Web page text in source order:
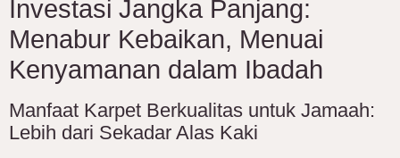
Investasi Jangka Panjang:
Menabur Kebaikan, Menuai
Kenyamanan dalam Ibadah
Manfaat Karpet Berkualitas untuk Jamaah:
Lebih dari Sekadar Alas Kaki